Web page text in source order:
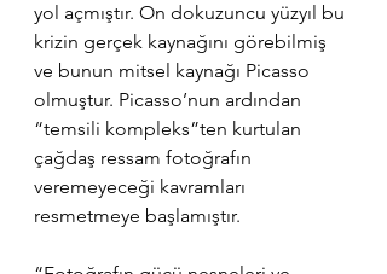
yol açmıştır. On dokuzuncu yüzyıl bu
krizin gerçek kaynağını görebilmiş
ve bunun mitsel kaynağı Picasso
olmuştur. Picasso’nun ardından
“temsili kompleks”ten kurtulan
çağdaş ressam fotoğrafın
veremeyeceği kavramları
resmetmeye başlamıştır.